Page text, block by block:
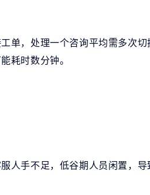
单，处理一个咨询平均需多次
耗时数分钟。
人手不足，低谷期人员闲置，